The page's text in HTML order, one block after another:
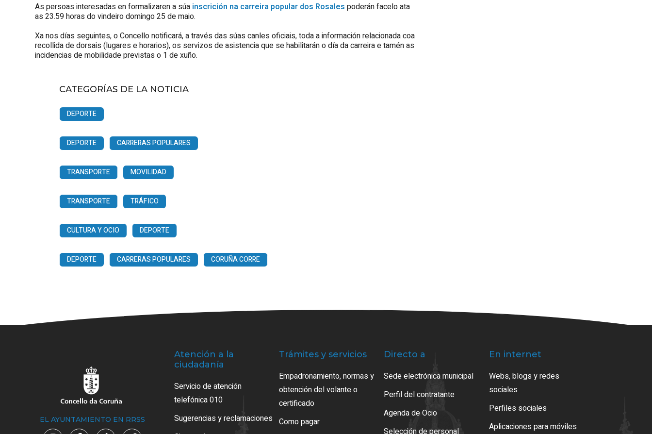
As persoas interesadas en formalizaren a súa inscrición na carreira popular dos Rosales poderán facelo ata
as 23.59 horas do vindeiro domingo 25 de maio.
Xa nos días seguintes, o Concello notificará, a través das súas canles oficiais, toda a información relacionada coa
recollida de dorsais (lugares e horarios), os servizos de asistencia que se habilitarán o día da carreira e tamén as
incidencias de mobilidade previstas o 1 de xuño.
CATEGORÍAS DE LA NOTICIA
DEPORTE
DEPORTE CARRERAS POPULARES
TRANSPORTE MOVILIDAD
TRANSPORTE TRÁFICO
CULTURA Y OCIO DEPORTE
DEPORTE CARRERAS POPULARES CORUÑA CORRE
EL AYUNTAMIENTO EN RRSS
Atención a la
ciudadanía
Servicio de atención
telefónica 010
Sugerencias y reclamaciones
Trámites y servicios
Empadronamiento, normas y
obtención del volante o
certificado
Como pagar
Directo a
Sede electrónica municipal
Perfil del contratante
Agenda de Ocio
Selección de personal
En internet
Webs, blogs y redes
sociales
Perfiles sociales
Aplicaciones para móviles